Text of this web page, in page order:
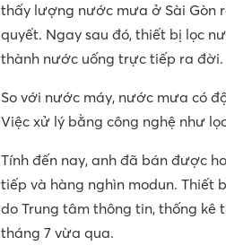
thấy lượng nước mưa ở Sài Gòn
quyết. Ngay sau đó, thiết bị lọc
thành nước uống trực tiếp ra đời.
So với nước máy, nước mưa có
Việc xử lý bằng công nghệ như
Tính đến nay, anh đã bán được
tiếp và hàng nghìn modun. Thiết
do Trung tâm thông tin, thống kê
tháng 7 vừa qua.